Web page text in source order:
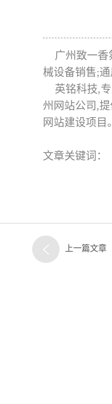
广州致一香
械设备销售;
英铭科技,专
州网站公司,
网站建设项目。
文章关键词：
上一篇文章